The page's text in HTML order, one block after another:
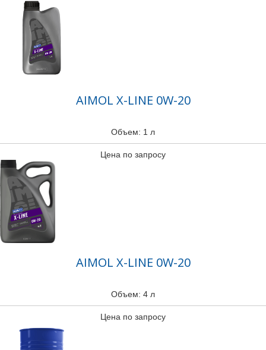
AIMOL X-LINE 0W-20
Объем: 1 л
Цена по запросу
AIMOL X-LINE 0W-20
Объем: 4 л
Цена по запросу